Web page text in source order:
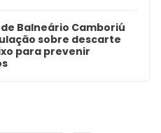
Balneário Camboriú
sobre descarte
para prevenir